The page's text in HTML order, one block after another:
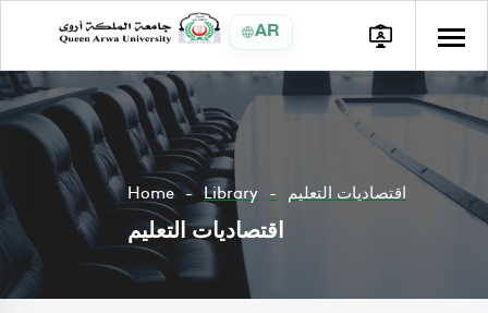
AR
Home Library اقتصاديات التعليم
اقتصاديات التعليم